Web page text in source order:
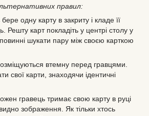
правил:
одну карту в закриту і кладе її
Решту карт покладіть у центрі столу у
повинні шукати пару між своєю карткою
втемну перед гравцями.
свої карти, знаходячи ідентичні
гравець тримає свою карту в руці
зображення. Як тільки хтось